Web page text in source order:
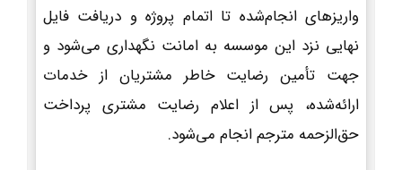
واریزهای انجام‌شده تا اتمام پروژه و دریافت فایل
نهایی نزد این موسسه به امانت نگهداری می‌شود و
جهت تأمین رضایت خاطر مشتریان از خدمات
ارائه‌شده، پس از اعلام رضایت مشتری پرداخت
حق‌الزحمه مترجم انجام می‌شود.